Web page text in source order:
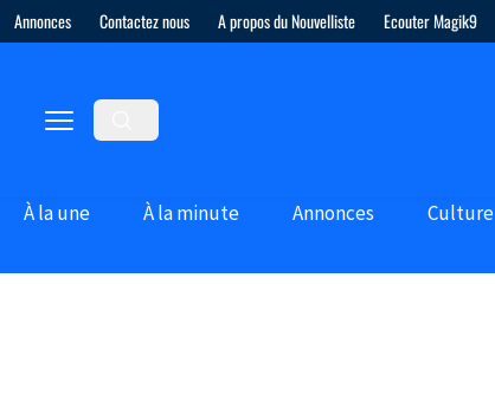
Annonces Contactez nous A propos du Nouvelliste Ecouter Magik9
À la une À la minute Annonces Culture